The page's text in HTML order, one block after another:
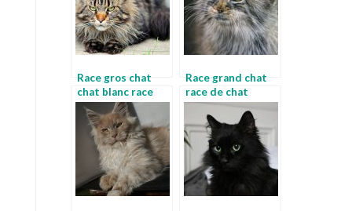
Race gros chat
chat blanc race
Race grand chat
race de chat
maine coon